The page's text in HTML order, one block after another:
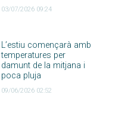
03/07/2026 09:24
L’estiu començarà amb
temperatures per
damunt de la mitjana i
poca pluja
09/06/2026 02:52